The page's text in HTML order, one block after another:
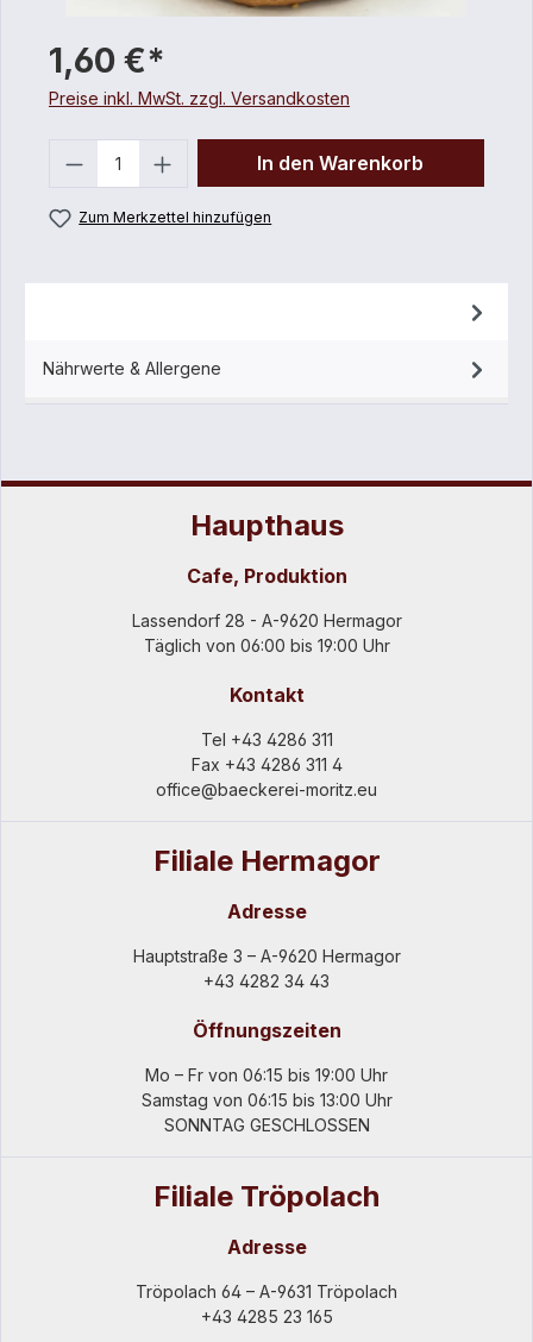
1,60 €*
Preise inkl. MwSt. zzgl. Versandkosten
In den Warenkorb
Zum Merkzettel hinzufügen
Nährwerte & Allergene
Haupthaus
Cafe, Produktion
Lassendorf 28 - A-9620 Hermagor
Täglich von 06:00 bis 19:00 Uhr
Kontakt
Tel +43 4286 311
Fax +43 4286 311 4
office@baeckerei-moritz.eu
Filiale Hermagor
Adresse
Hauptstraße 3 – A-9620 Hermagor
+43 4282 34 43
Öffnungszeiten
Mo – Fr von 06:15 bis 19:00 Uhr
Samstag von 06:15 bis 13:00 Uhr
SONNTAG GESCHLOSSEN
Filiale Tröpolach
Adresse
Tröpolach 64 – A-9631 Tröpolach
+43 4285 23 165